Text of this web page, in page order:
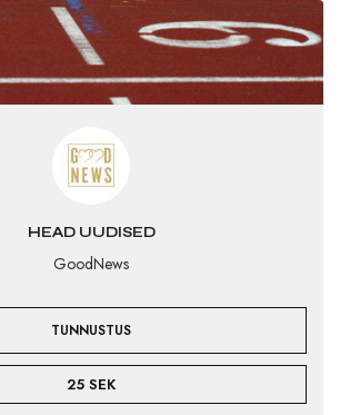
HEAD UUDISED
GoodNews
TUNNUSTUS
25 SEK